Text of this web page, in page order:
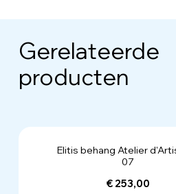
Gerelateerde
producten
Elitis behang Atelier
07
€ 253,00